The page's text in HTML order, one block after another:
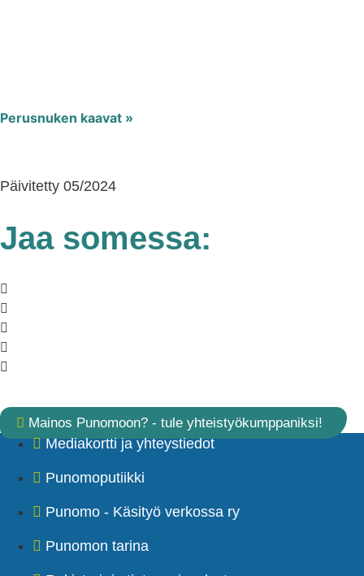
Perusnuken kaavat »
Päivitetty 05/2024
Jaa somessa:
Mainos Punomoon? - tule yhteistyökumppaniksi!
Mediakortti ja yhteystiedot
Punomoputiikki
Punomo - Käsityö verkossa ry
Punomon tarina